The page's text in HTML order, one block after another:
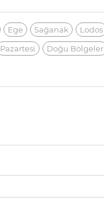
Ege Sağanak Lodos
Pazartesi
Doğu Bölgeler